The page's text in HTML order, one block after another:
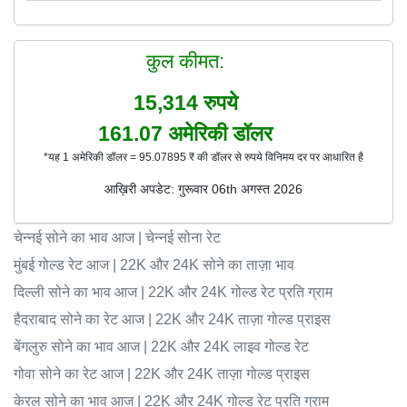
कुल कीमत:
15,314रुपये
161.07 अमेरिकी डॉलर
*यह 1 अमेरिकी डॉलर = 95.07895 ₹ की डॉलर से रुपये विनिमय दर पर आधारित है
आख़िरी अपडेट: गुरूवार 06th अगस्त 2026
चेन्नई सोने का भाव आज | चेन्नई सोना रेट
मुंबई गोल्ड रेट आज | 22K और 24K सोने का ताज़ा भाव
दिल्ली सोने का भाव आज | 22K और 24K गोल्ड रेट प्रति ग्राम
हैदराबाद सोने का रेट आज | 22K और 24K ताज़ा गोल्ड प्राइस
बेंगलुरु सोने का भाव आज | 22K और 24K लाइव गोल्ड रेट
गोवा सोने का रेट आज | 22K और 24K ताज़ा गोल्ड प्राइस
केरल सोने का भाव आज | 22K और 24K गोल्ड रेट प्रति ग्राम